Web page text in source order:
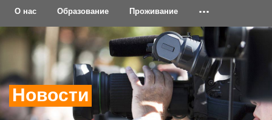
О нас Образование Проживание ...
Новости